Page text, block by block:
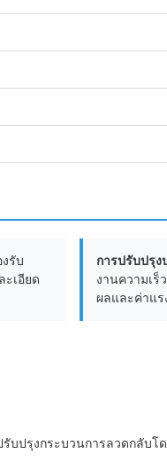
งรับ
ะเอียด
การปรับปรุ
งานความเร็
ผลและค่าแร
ปรุงกระบวนการลวดกลับโ